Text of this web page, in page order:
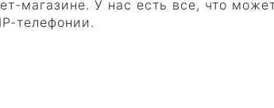
магазине. У нас есть все, что
телефонии.